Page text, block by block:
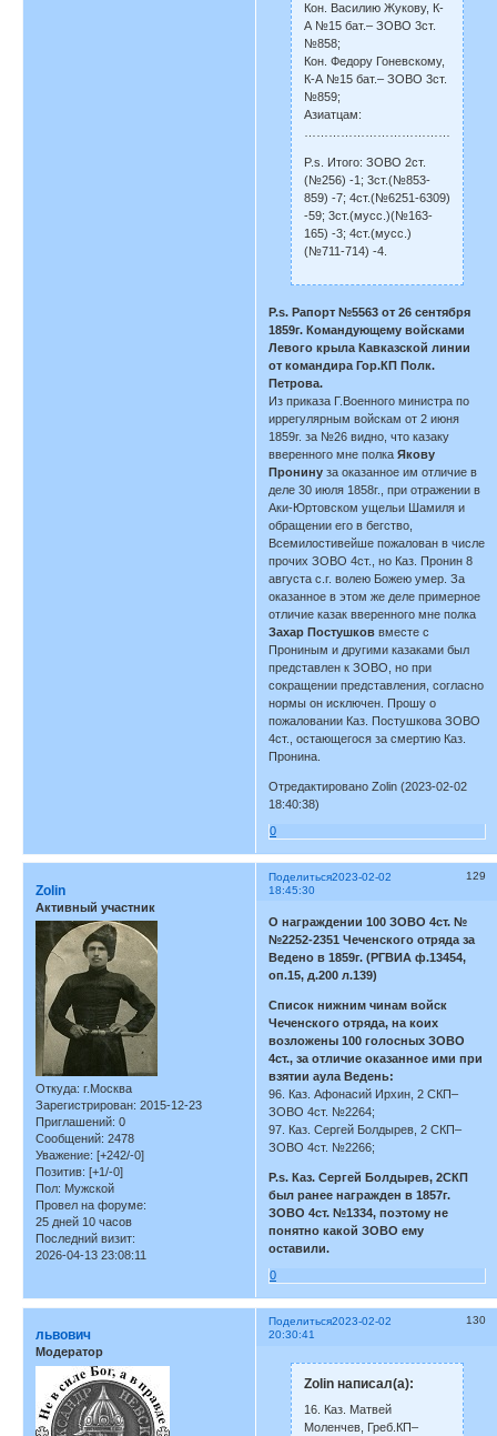
Кон. Василию Жукову, К-
А №15 бат.– ЗОВО 3ст.
№858;
Кон. Федору Гоневскому,
К-А №15 бат.– ЗОВО 3ст.
№859;
Азиатцам:
P.s. Итого: ЗОВО 2ст.
(№256) -1; 3ст.(№853-
859) -7; 4ст.(№6251-6309)
-59; 3ст.(мусс.)(№163-
165) -3; 4ст.(мусс.)
(№711-714) -4.
P.s. Рапорт №5563 от 26 сентября
1859г. Командующему войсками
Левого крыла Кавказской линии
от командира Гор.КП Полк.
Петрова.
Из приказа Г.Военного министра по
иррегулярным войскам от 2 июня
1859г. за №26 видно, что казаку
вверенного мне полкаЯкову
Пронину за оказанное им отличие в
деле 30 июля 1858г., при отражении в
Аки-Юртовском ущельи Шамиля и
обращении его в бегство,
Всемилостивейше пожалован в числе
прочих ЗОВО 4ст., но Каз. Пронин 8
августа с.г. волею Божею умер. За
оказанное в этом же деле примерное
отличие казак вверенного мне полка
Захар Постушков вместе с
Прониным и другими казаками был
представлен к ЗОВО, но при
сокращении представления, согласно
нормы он исключен. Прошу о
пожаловании Каз. Постушкова ЗОВО
4ст., остающегося за смертию Каз.
Пронина.
Отредактировано Zolin (2023-02-02
18:40:38)
0
Поделиться 129
2023-02-02
18:45:30
Zolin
Активный участник
Откуда: г.Москва
Зарегистрирован: 2015-12-23
Приглашений: 0
Сообщений: 2478
Уважение: [+242/-0]
Позитив: [+1/-0]
Пол: Мужской
Провел на форуме:
25 дней 10 часов
Последний визит:
2026-04-13 23:08:11
О награждении 100 ЗОВО 4ст. №
№2252-2351 Чеченского отряда за
Ведено в 1859г. (РГВИА ф.13454,
оп.15, д.200 л.139)
Список нижним чинам войск
Чеченского отряда, на коих
возложены 100 голосных ЗОВО
4ст., за отличие оказанное ими при
взятии аула Ведень:
96. Каз. Афонасий Ирхин, 2 СКП–
ЗОВО 4ст. №2264;
97. Каз. Сергей Болдырев, 2 СКП–
ЗОВО 4ст. №2266;
P.s. Каз. Сергей Болдырев, 2СКП
был ранее награжден в 1857г.
ЗОВО 4ст. №1334, поэтому не
понятно какой ЗОВО ему
оставили.
0
Поделиться 130
2023-02-02
20:30:41
львович
Модератор
Zolin написал(а):
16. Каз. Матвей
Моленчев, Греб.КП–